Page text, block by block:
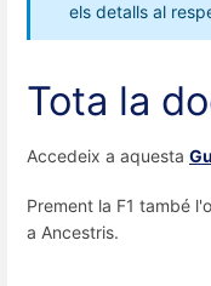
els detalls al
Tota la
Accedeix a aquesta
Prement la F1 també
a Ancestris.